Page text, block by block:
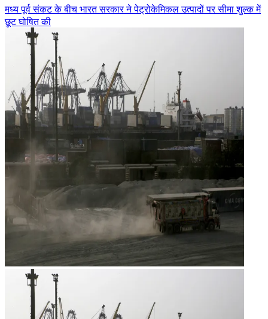
मध्य पूर्व संकट के बीच भारत सरकार ने पेट्रोकेमिकल उत्पादों पर सीमा शुल्क में
छूट घोषित की